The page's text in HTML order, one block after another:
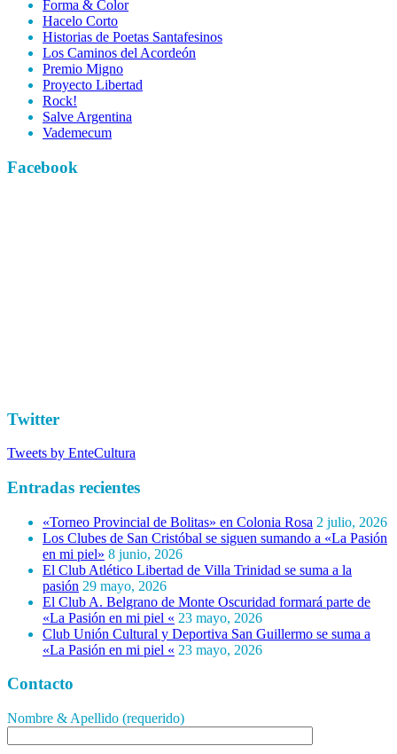
Forma & Color
Hacelo Corto
Historias de Poetas Santafesinos
Los Caminos del Acordeón
Premio Migno
Proyecto Libertad
Rock!
Salve Argentina
Vademecum
Facebook
Twitter
Tweets by EnteCultura
Entradas recientes
«Torneo Provincial de Bolitas» en Colonia Rosa 2 julio, 2026
Los Clubes de San Cristóbal se siguen sumando a «La Pasión
en mi piel» 8 junio, 2026
El Club Atlético Libertad de Villa Trinidad se suma a la
pasión 29 mayo, 2026
El Club A. Belgrano de Monte Oscuridad formará parte de
«La Pasión en mi piel « 23 mayo, 2026
Club Unión Cultural y Deportiva San Guillermo se suma a
«La Pasión en mi piel « 23 mayo, 2026
Contacto
Nombre & Apellido (requerido)